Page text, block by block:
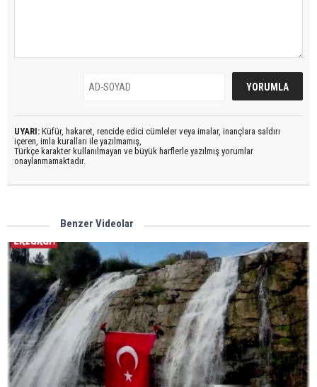
UYARI: Küfür, hakaret, rencide edici cümleler veya imalar, inançlara saldırı
içeren, imla kuralları ile yazılmamış,
Türkçe karakter kullanılmayan ve büyük harflerle yazılmış yorumlar
onaylanmamaktadır.
Benzer Videolar